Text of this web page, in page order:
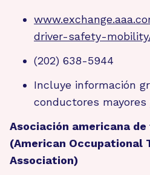
driver-safety-
(202) 638-5944
Incluye información
conductores
Asociación americana
(American Occupational
Association)